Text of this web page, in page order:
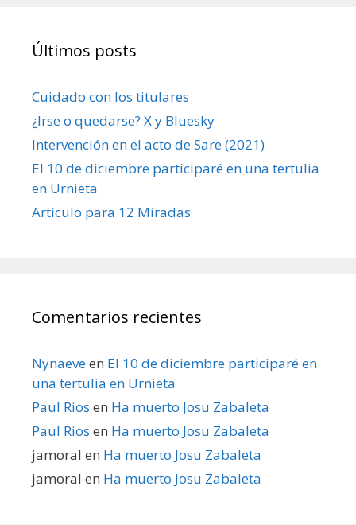
Últimos posts
Cuidado con los titulares
¿Irse o quedarse? X y Bluesky
Intervención en el acto de Sare (2021)
El 10 de diciembre participaré en una tertulia
en Urnieta
Artículo para 12 Miradas
Comentarios recientes
Nynaeveen El 10 de diciembre participaré en
una tertulia en Urnieta
Paul Rios en Ha muerto Josu Zabaleta
Paul Rios en Ha muerto Josu Zabaleta
jamoral en Ha muerto Josu Zabaleta
jamoral en Ha muerto Josu Zabaleta